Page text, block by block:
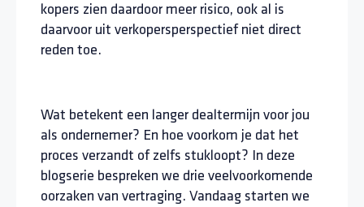
kopers zien daardoor meer risico, ook al is
daarvoor uit verkopersperspectief niet direct
reden toe.
Wat betekent een langer dealtermijn voor jou
als ondernemer? En hoe voorkom je dat het
proces verzandt of zelfs stukloopt? In deze
blogserie bespreken we drie veelvoorkomende
oorzaken van vertraging. Vandaag starten we